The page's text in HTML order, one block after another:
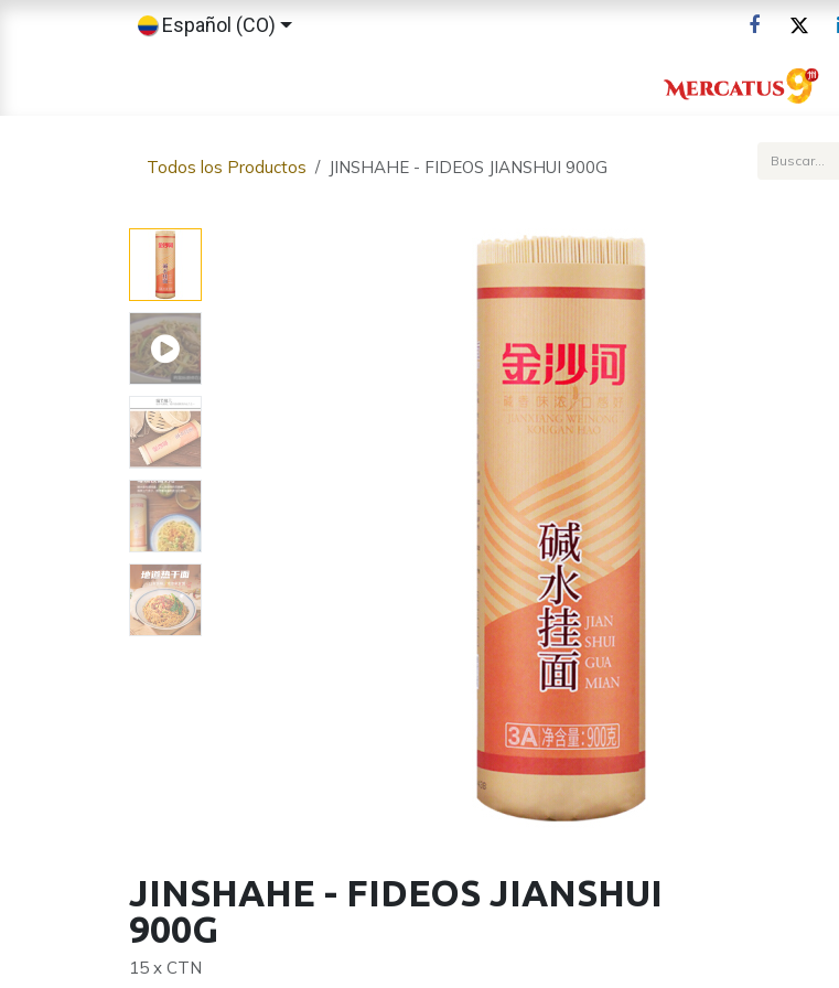
Español (CO)
Todos los Productos JINSHAHE - FIDEOS JIANSHUI 900G
JINSHAHE - FIDEOS JIANSHUI
900G
15 x CTN